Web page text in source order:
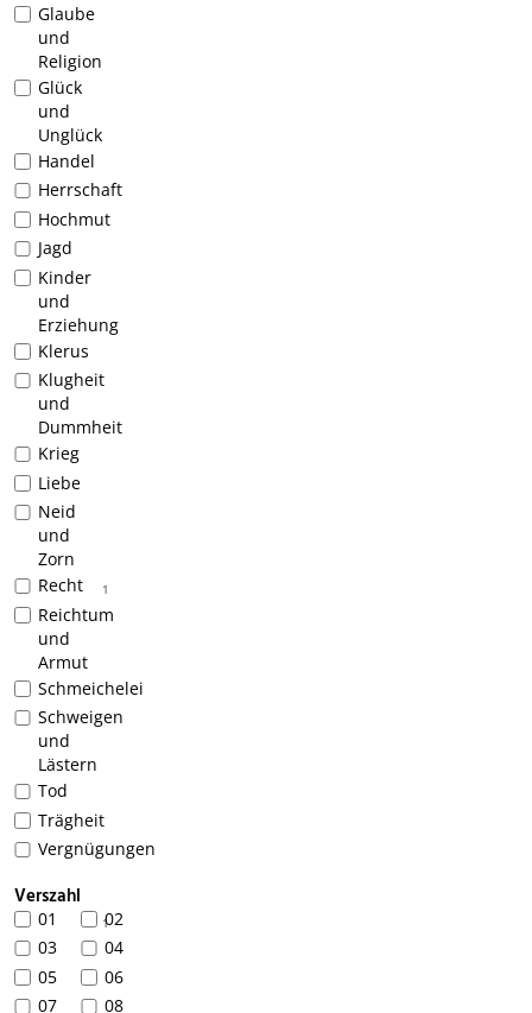
Glaube
und
Religion
Glück
und
Unglück
Handel
Herrschaft
Hochmut
Jagd
Kinder
und
Erziehung
Klerus
Klugheit
und
Dummheit
Krieg
Liebe
Neid
und
Zorn
1
Recht
Reichtum
und
Armut
Schmeichelei
Schweigen
und
Lästern
Tod
Trägheit
Vergnügungen
Verszahl
01 102
03
04
05
06
07
08